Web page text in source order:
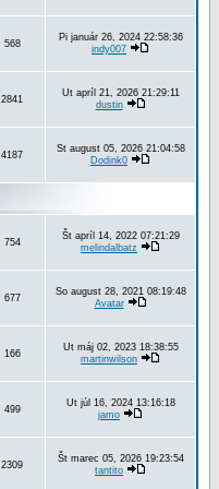
568
Pi január 26, 2024 22:58:36
indy007
2841
Ut apríl 21, 2026 21:29:11
dustin
4187
St august 05, 2026 21:04:58
Dodink0
754
Št apríl 14, 2022 07:21:29
melindalbatz
677
So august 28, 2021 08:19:48
Avatar
166
Ut máj 02, 2023 18:38:55
martinwilson
499
Ut júl 16, 2024 13:16:18
jamo
2309
Št marec 05, 2026 19:23:54
tantito